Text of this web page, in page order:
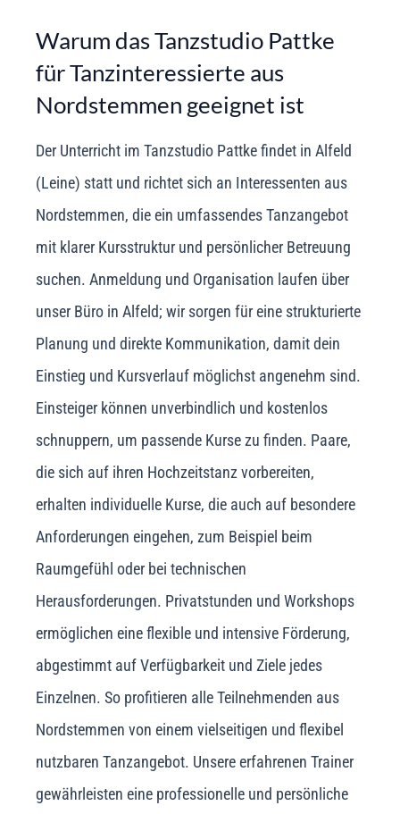
Warum das Tanzstudio Pattke
für Tanzinteressierte aus
Nordstemmen geeignet ist
Der Unterricht im Tanzstudio Pattke findet in Alfeld
(Leine) statt und richtet sich an Interessenten aus
Nordstemmen, die ein umfassendes Tanzangebot
mit klarer Kursstruktur und persönlicher Betreuung
suchen. Anmeldung und Organisation laufen über
unser Büro in Alfeld; wir sorgen für eine strukturierte
Planung und direkte Kommunikation, damit dein
Einstieg und Kursverlauf möglichst angenehm sind.
Einsteiger können unverbindlich und kostenlos
schnuppern, um passende Kurse zu finden. Paare,
die sich auf ihren Hochzeitstanz vorbereiten,
erhalten individuelle Kurse, die auch auf besondere
Anforderungen eingehen, zum Beispiel beim
Raumgefühl oder bei technischen
Herausforderungen. Privatstunden und Workshops
ermöglichen eine flexible und intensive Förderung,
abgestimmt auf Verfügbarkeit und Ziele jedes
Einzelnen. So profitieren alle Teilnehmenden aus
Nordstemmen von einem vielseitigen und flexibel
nutzbaren Tanzangebot. Unsere erfahrenen Trainer
gewährleisten eine professionelle und persönliche